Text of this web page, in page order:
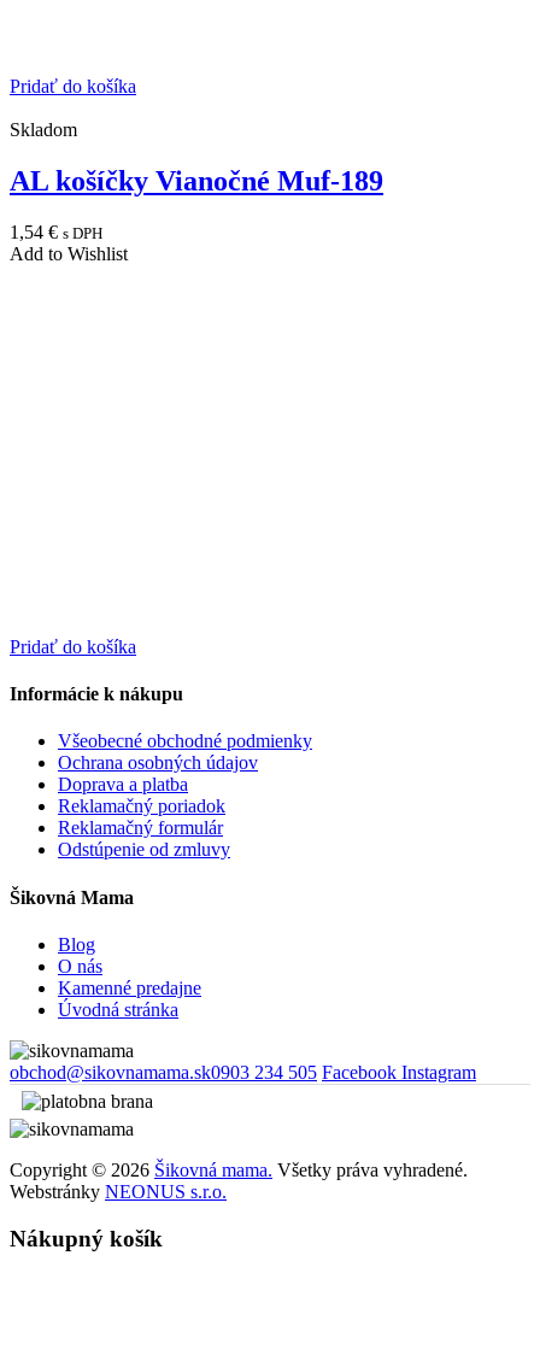
Pridať do košíka
Skladom
AL košíčky Vianočné Muf-189
1,54 € s DPH
Add to Wishlist
Pridať do košíka
Informácie k nákupu
Všeobecné obchodné podmienky
Ochrana osobných údajov
Doprava a platba
Reklamačný poriadok
Reklamačný formulár
Odstúpenie od zmluvy
Šikovná Mama
Blog
O nás
Kamenné predajne
Úvodná stránka
obchod@sikovnamama.sk0903 234 505 Facebook Instagram
Copyright © 2026 Šikovná mama. Všetky práva vyhradené.
Webstránky NEONUS s.r.o.
Nákupný košík